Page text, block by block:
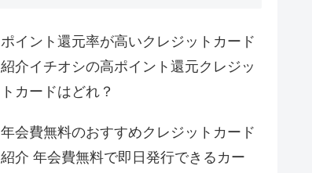
ポイント還元率が高いクレジットカード
紹介イチオシの高ポイント還元クレジッ
トカードはどれ？
年会費無料のおすすめクレジットカード
紹介 年会費無料で即日発行できるカー